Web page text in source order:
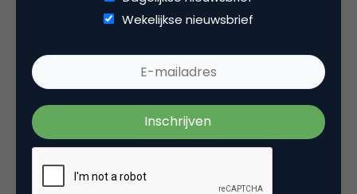
Mwhoa, ik denk dat Denemarken eerder de
plaats van de VS zou innemen.
23 februari 2006 om 21:30
Wekelijkse nieuwsbrief